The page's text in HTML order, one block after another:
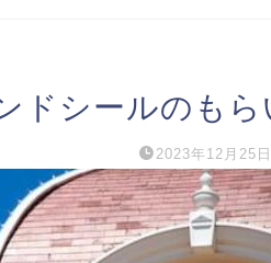
ドシールのもら
2023年12月25日